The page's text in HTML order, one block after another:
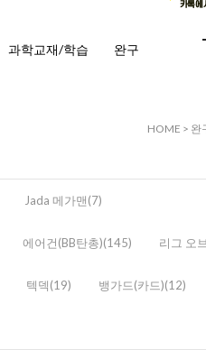
과학교재/학습 완구
HOME > 완
Jada 메가맨(7)
에어건(BB탄총)(145) 리그 오
텍덱(19) 뱅가드(카드)(12)